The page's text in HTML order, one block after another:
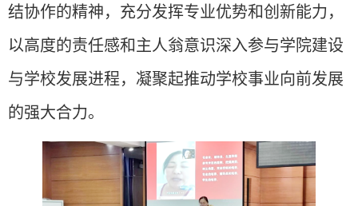
结协作的精神，充分发挥专业优势和创新能力，
以高度的责任感和主人翁意识深入参与学院建设
与学校发展进程，凝聚起推动学校事业向前发展
的强大合力。